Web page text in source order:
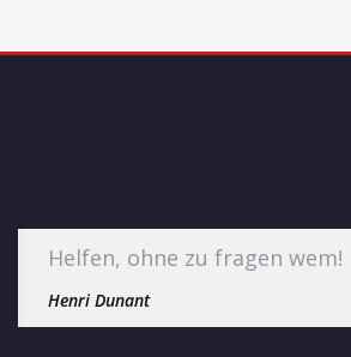
Helfen, ohne zu fragen wem!
Henri Dunant